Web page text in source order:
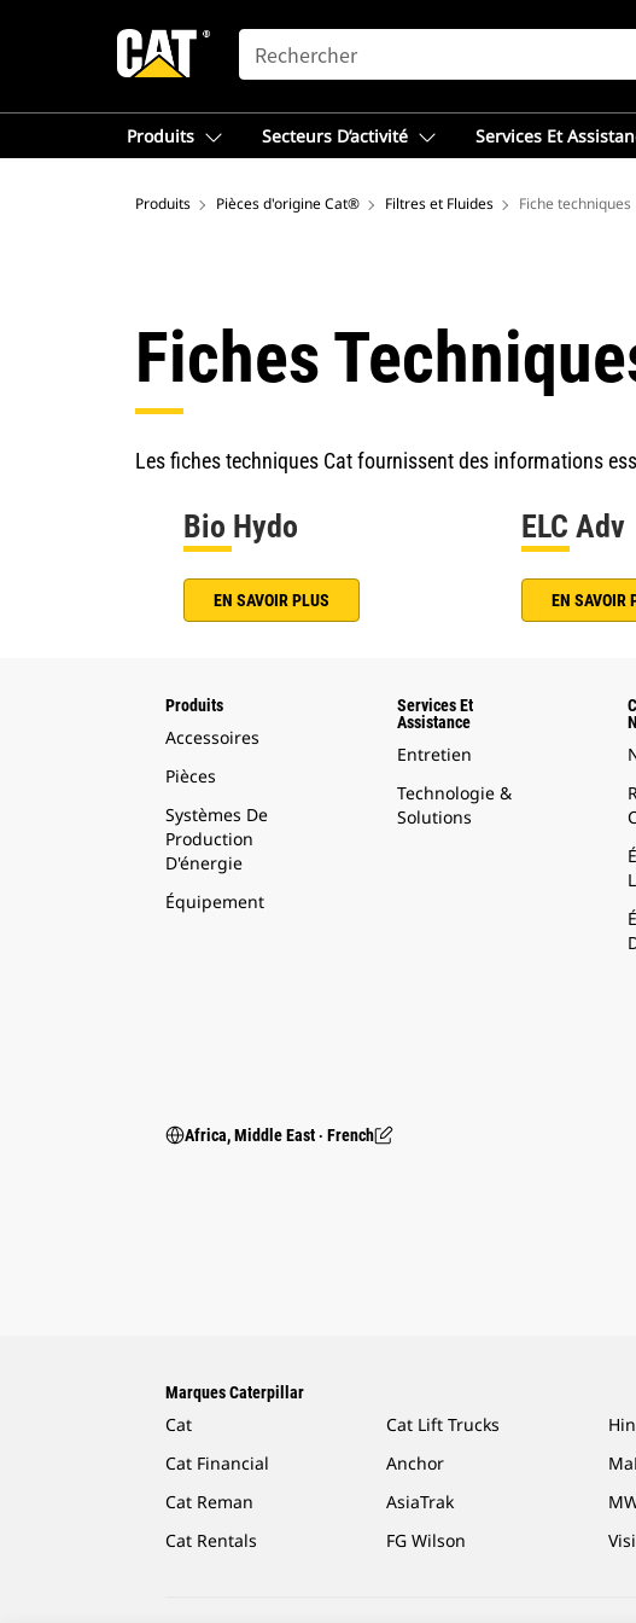
SEARCH
Produits Secteurs D’activité Services Et
Produits Pièces d'origine Cat® Filtres et Fluides Fiche techniques
Fiches
Les fiches techniques Cat fournissent des informations
Bio Hydo
EN SAVOIR PLUS
ELC Adv
EN SAVOIR
Produits
Accessoires
Pièces
Systèmes De
Production
D'énergie
Équipement
Services Et
Assistance
Entretien
Technologie &
Solutions
Africa, Middle East ‧ French
Marques Caterpillar
Cat
Cat Financial
Cat Reman
Cat Rentals
Cat Lift Trucks
Anchor
AsiaTrak
FG Wilson